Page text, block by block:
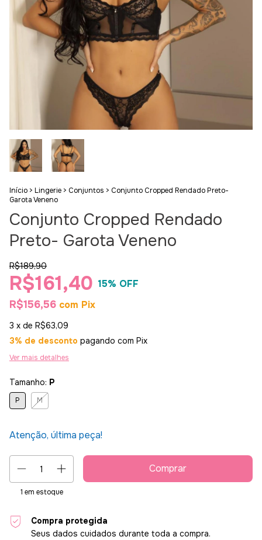
Início > Lingerie > Conjuntos > Conjunto Cropped Rendado Preto-
Garota Veneno
Conjunto Cropped Rendado
Preto- Garota Veneno
R$189,90
R$161,40 15% OFF
R$156,56 com Pix
3 x de R$63,09
3% de desconto pagando com Pix
Ver mais detalhes
Tamanho: P
P M
Atenção, última peça!
1 em estoque
Compra protegida
Seus dados cuidados durante toda a compra.